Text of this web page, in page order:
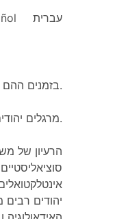
עברית
בזמנים ההם.
מרגלים יהודים 29.
הרעיון של